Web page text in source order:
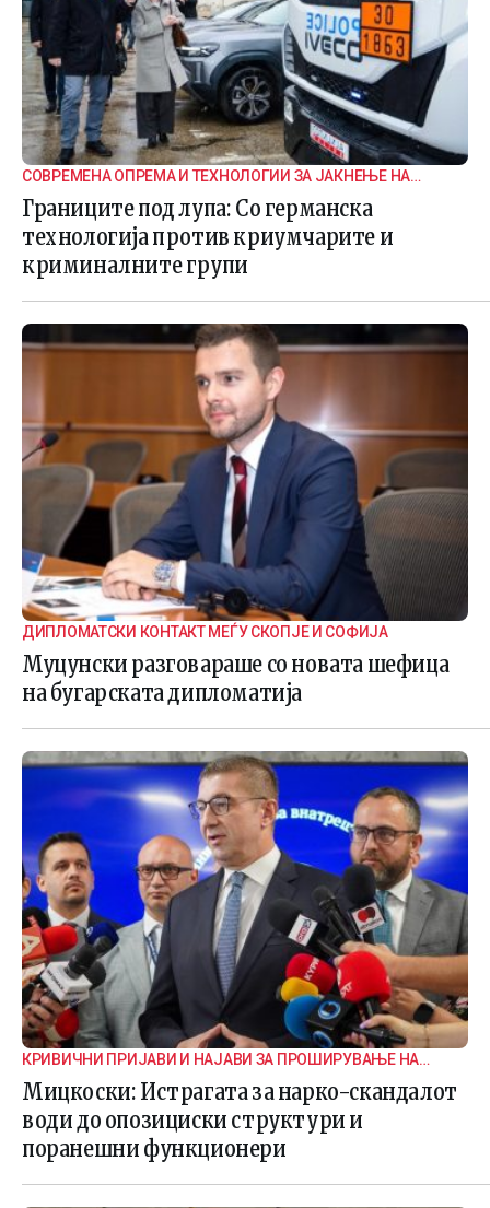
СОВРЕМЕНА ОПРЕМА И ТЕХНОЛОГИИ ЗА ЈАКНЕЊЕ НА
ГРАНИЧНАТА БЕЗБЕДНОСТ
Границите под лупа: Со германска
технологија против криумчарите и
криминалните групи
ДИПЛОМАТСКИ КОНТАКТ МЕЃУ СКОПЈЕ И СОФИЈА
Муцунски разговараше со новата шефица
на бугарската дипломатија
КРИВИЧНИ ПРИЈАВИ И НАЈАВИ ЗА ПРОШИРУВАЊЕ НА
ИСТРАГАТА
Мицкоски: Истрагата за нарко-скандалот
води до опозициски структури и
поранешни функционери